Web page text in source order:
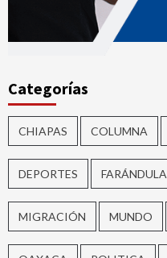
Categorías
CHIAPAS COLUMNA
DEPORTES FARÁNDULA
MIGRACIÓN MUNDO